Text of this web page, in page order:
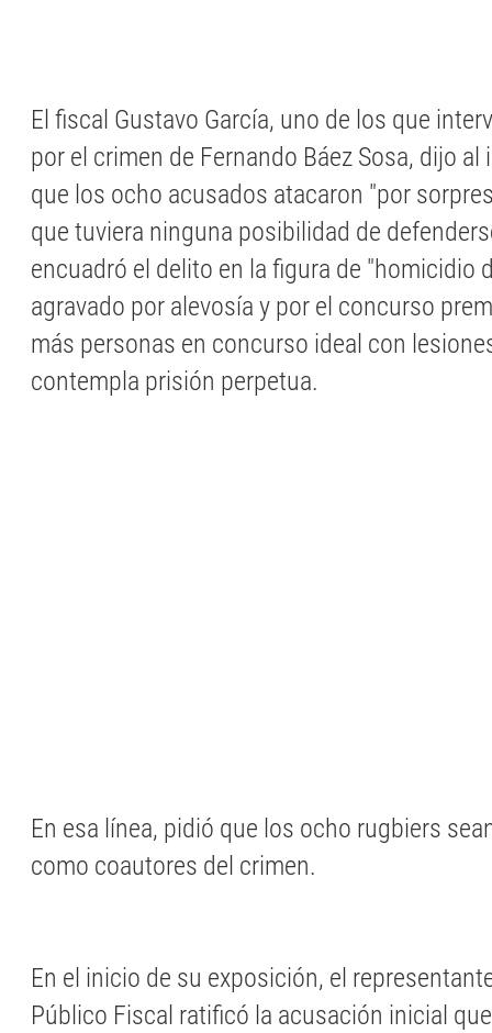
El fiscal Gustavo García, uno de los que
por el crimen de Fernando Báez Sosa, dijo
que los ocho acusados atacaron "por
que tuviera ninguna posibilidad de
encuadró el delito en la figura de "homicidio
agravado por alevosía y por el concurso
más personas en concurso ideal con
contempla prisión perpetua.
En esa línea, pidió que los ocho rugbiers
como coautores del crimen.
En el inicio de su exposición, el
Público Fiscal ratificó la acusación inicial